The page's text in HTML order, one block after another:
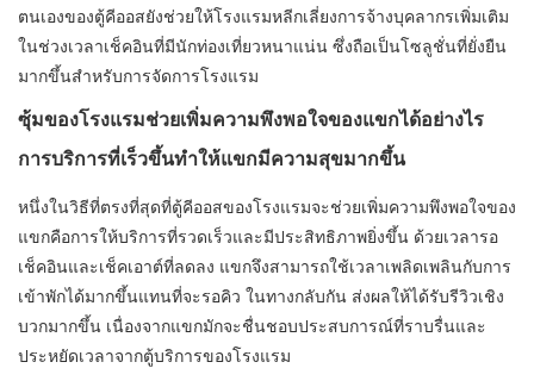
ตนเองของตู้คีออสยังช่วยให้โรงแรมหลีกเลี่ยงการจ้างบุคลากรเพิ่มเติม
ในช่วงเวลาเช็คอินที่มีนักท่องเที่ยวหนาแน่น ซึ่งถือเป็นโซลูชั่นที่ยั่งยืน
มากขึ้นสำหรับการจัดการโรงแรม
ซุ้มของโรงแรมช่วยเพิ่มความพึงพอใจของแขกได้อย่างไร
การบริการที่เร็วขึ้นทำให้แขกมีความสุขมากขึ้น
หนึ่งในวิธีที่ตรงที่สุดที่ตู้คีออสของโรงแรมจะช่วยเพิ่มความพึงพอใจของ
แขกคือการให้บริการที่รวดเร็วและมีประสิทธิภาพยิ่งขึ้น ด้วยเวลารอ
เช็คอินและเช็คเอาต์ที่ลดลง แขกจึงสามารถใช้เวลาเพลิดเพลินกับการ
เข้าพักได้มากขึ้นแทนที่จะรอคิว ในทางกลับกัน ส่งผลให้ได้รับรีวิวเชิง
บวกมากขึ้น เนื่องจากแขกมักจะชื่นชอบประสบการณ์ที่ราบรื่นและ
ประหยัดเวลาจากตู้บริการของโรงแรม